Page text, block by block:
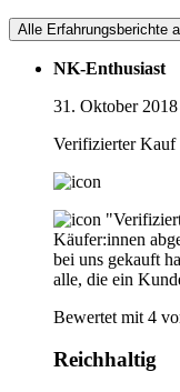
Alle Erfahrungsberichte
NK-Enthusiast
31. Oktober 2018
Verifizierter Kauf
Käufer:innen
bei uns gekauft
alle, die ein
Bewertet mit 4
Reichhaltig